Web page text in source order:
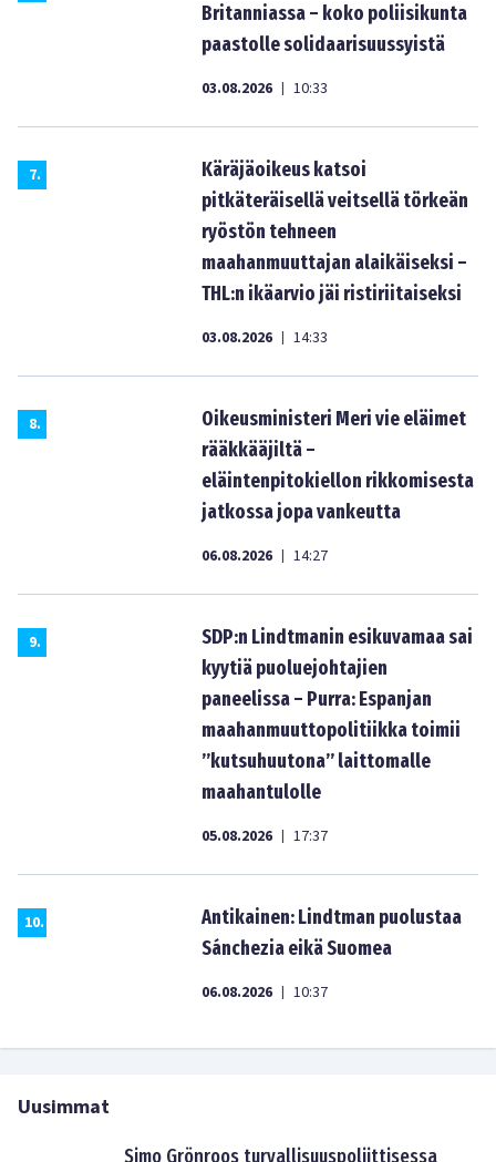
Britanniassa – koko poliisikunta
paastolle solidaarisuussyistä
03.08.2026 | 10:33
7.
Käräjäoikeus katsoi
pitkäteräisellä veitsellä törkeän
ryöstön tehneen
maahanmuuttajan alaikäiseksi –
THL:n ikäarvio jäi ristiriitaiseksi
03.08.2026 | 14:33
8.
Oikeusministeri Meri vie eläimet
rääkkääjiltä –
eläintenpitokiellon rikkomisesta
jatkossa jopa vankeutta
06.08.2026 | 14:27
9.
SDP:n Lindtmanin esikuvamaa sai
kyytiä puoluejohtajien
paneelissa – Purra: Espanjan
maahanmuuttopolitiikka toimii
”kutsuhuutona” laittomalle
maahantulolle
05.08.2026 | 17:37
10.
Antikainen: Lindtman puolustaa
Sánchezia eikä Suomea
06.08.2026 | 10:37
Uusimmat
Simo Grönroos turvallisuuspoliittisessa